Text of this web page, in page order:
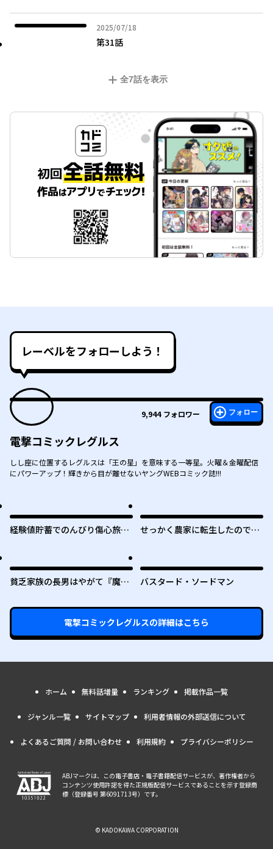
2025/07/18
2025年07月18日
第31話
全7話を表示
レーベルをフォローしよう！
9,944 フォロワー フォロー
電撃コミックレグルス
しし座に位置するレグルスは「王の星」を意味する一等星。火曜＆金曜配信
にパワーアップ！輝きから目が離せないヤングWEBコミック誌!!!
経験値貯蓄でのんびり傷心旅行
せっかく農家に転生したので勇
貧乏家族の長男はやがて『魔
バスタード・ソードマン
電撃コミックレグルスの詳細はこちら
ホーム 無料話増量 ランキング 掲載作品一覧
ジャンル一覧 サイトマップ 利用者情報の外部送信について
よくあるご質問 / お問い合わせ 利用規約 プライバシーポリシー
ABJマークは、この電子書店・電子書籍配信サービスが、著作権者から
コンテンツ使用許諾を得た正規版配信サービスであることを示す登録商
標（登録番号 第6091713号）です。
© KADOKAWA CORPORATION